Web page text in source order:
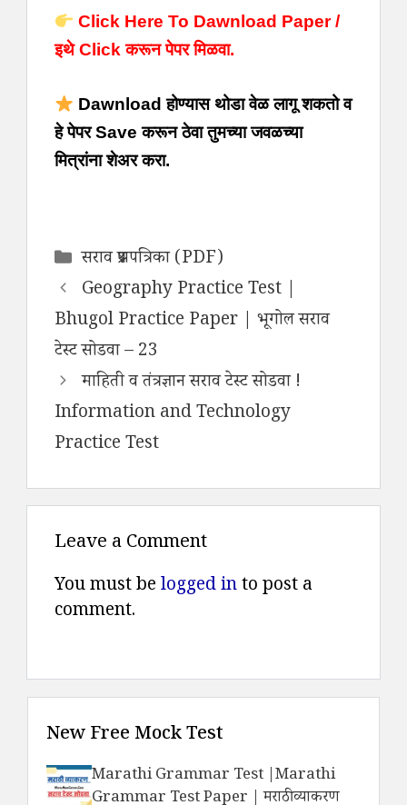
Click Here To Dawnload Paper /
इथे Click करून पेपर मिळवा.
Dawnload होण्यास थोडा वेळ लागू शकतो व
हे पेपर Save करून ठेवा तुमच्या जवळच्या
मित्रांना शेअर करा.
Categories
सराव प्रश्नपत्रिका (PDF)
Geography Practice Test |
Bhugol Practice Paper | भूगोल सराव
टेस्ट सोडवा – 23
माहिती व तंत्रज्ञान सराव टेस्ट सोडवा !
Information and Technology
Practice Test
Leave a Comment
You must be logged into post a
comment.
New Free Mock Test
Marathi Grammar Test |Marathi
Grammar Test Paper | मराठी व्याकरण